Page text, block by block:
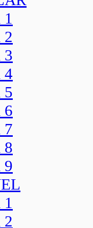
1
2
3
4
5
6
7
8
9
1
2